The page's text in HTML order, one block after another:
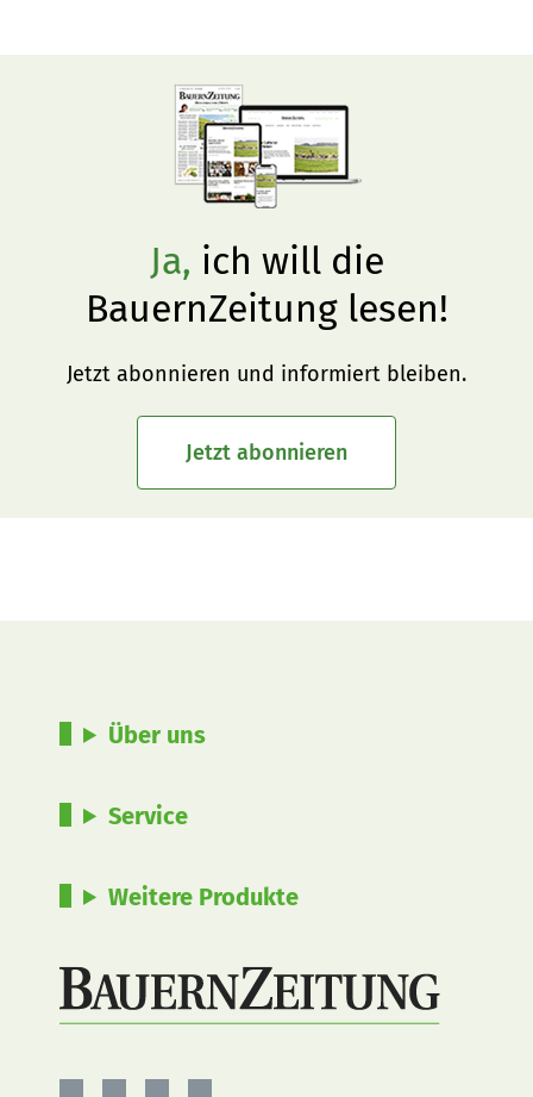
Ja, ich will die
BauernZeitung lesen!
Jetzt abonnieren und informiert bleiben.
Jetzt abonnieren
Über uns
Service
Weitere Produkte